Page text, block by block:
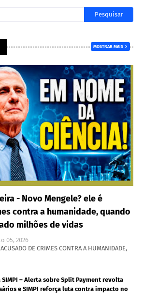
MOSTRAR MAIS
- Novo Mengele? ele é
contra a humanidade, quando
milhões de vidas
05, 2026
DE CRIMES CONTRA A HUMANIDADE,
SIMPI – Alerta sobre Split Payment revolta
e SIMPI reforça luta contra impacto no